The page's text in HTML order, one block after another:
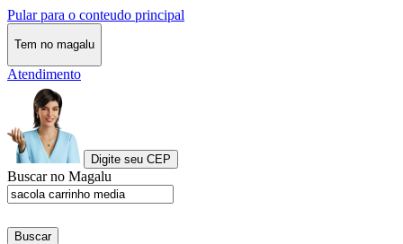
Pular para o conteudo principal
Tem no magalu
Atendimento
Digite seu CEP
Buscar no Magalu
Buscar